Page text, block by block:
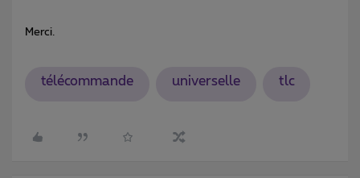
Merci.
télécommande universelle tlc